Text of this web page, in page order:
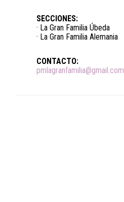
SECCIONES:
· La Gran Familia Úbeda
· La Gran Familia Alemania
CONTACTO:
pmlagranfamilia@gmail.com